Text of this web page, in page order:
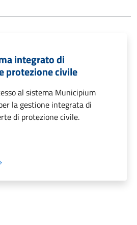
integrato di
protezione civile
al sistema Municipium
la gestione integrata di
di protezione civile.